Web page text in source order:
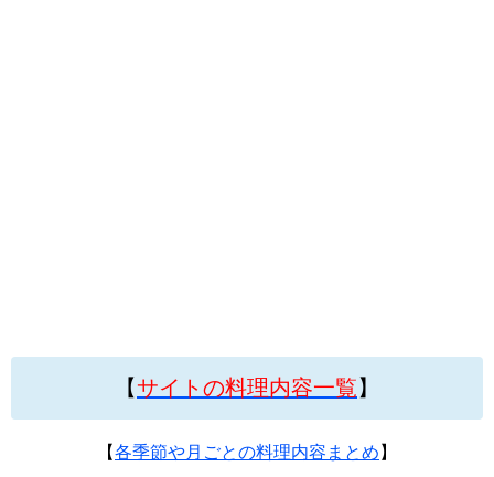
【サイトの料理内容一覧】
【各季節や月ごとの料理内容まとめ 】